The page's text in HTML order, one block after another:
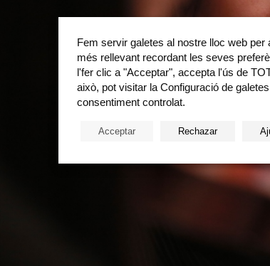
Fem servir galetes al nostre lloc web per
més rellevant recordant les seves
l'fer clic a "Acceptar", accepta l'ús de
això, pot visitar la Configuració de
consentiment controlat.
Acceptar Rechazar